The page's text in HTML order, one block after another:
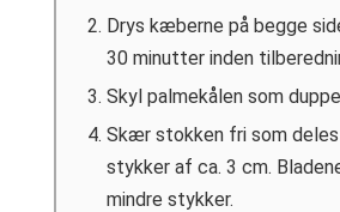
Drys kæberne på begge
30 minutter inden
Skyl palmekålen som
Skær stokken fri som deles
stykker af ca. 3 cm.
mindre stykker.